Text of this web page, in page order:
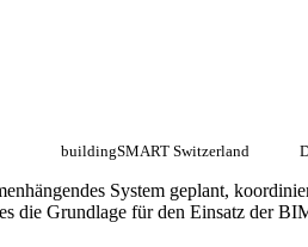
buildingSMART Switzerland
System geplant,
die Grundlage für den Einsatz der